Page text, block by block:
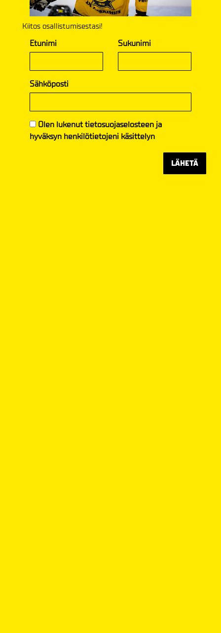
Kiitos osallistumisestasi!
Etunimi Sukunimi
Sähköposti
Olen lukenuttietosuojaselosteen ja
hyväksyn henkilötietojeni käsittelyn
LÄHETÄ